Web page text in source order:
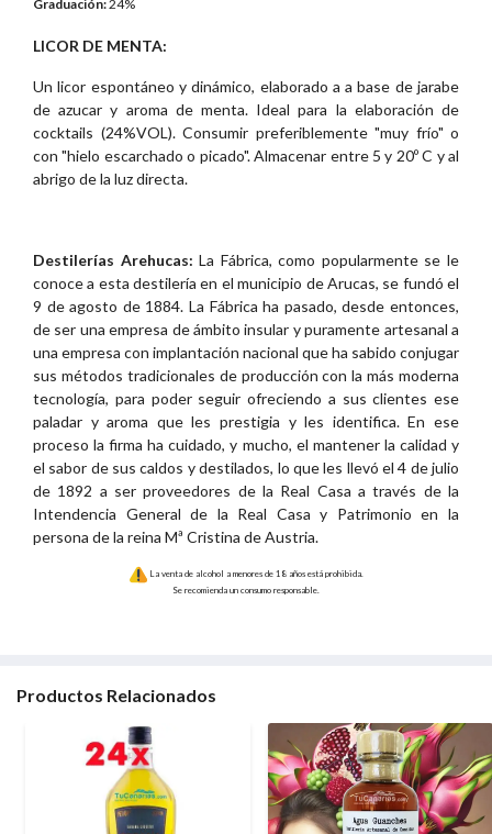
Graduación:24%
LICOR DE MENTA:
Un licor espontáneo y dinámico, elaborado a a base de jarabe
de azucar y aroma de menta. Ideal para la elaboración de
cocktails (24%VOL). Consumir preferiblemente "muy frío" o
con "hielo escarchado o picado". Almacenar entre 5 y 20º C y al
abrigo de la luz directa.
Destilerías Arehucas:La Fábrica, como popularmente se le
conoce a esta destilería en el municipio de Arucas, se fundó el
9 de agosto de 1884. La Fábrica ha pasado, desde entonces,
de ser una empresa de ámbito insular y puramente artesanal a
una empresa con implantación nacional que ha sabido conjugar
sus métodos tradicionales de producción con la más moderna
tecnología, para poder seguir ofreciendo a sus clientes ese
paladar y aroma que les prestigia y les identifica. En ese
proceso la firma ha cuidado, y mucho, el mantener la calidad y
el sabor de sus caldos y destilados, lo que les llevó el 4 de julio
de 1892 a ser proveedores de la Real Casa a través de la
Intendencia General de la Real Casa y Patrimonio en la
persona de la reina Mª Cristina de Austria.
La venta de alcohol a menores de 18 años está prohibida.
Se recomienda un consumo responsable.
Productos Relacionados